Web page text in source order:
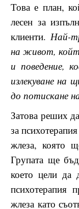
Това е план,
лесен за
клиенти. Най-
на живот,
и поведение,
излекуване на
до потискане
Затова реших
за
жлеза, която
Групата ще
което цели да
психотерапия
жлеза като